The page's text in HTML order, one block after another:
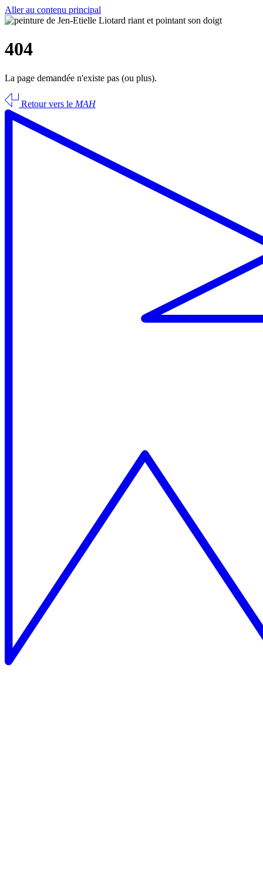
Aller au contenu principal
404
La page demandée n'existe pas (ou plus).
Retour vers le MAH